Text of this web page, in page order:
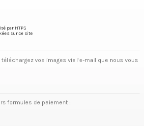
par HTPS
sur ce site
vos images via l'e-mail que nous vous
formules de paiement :